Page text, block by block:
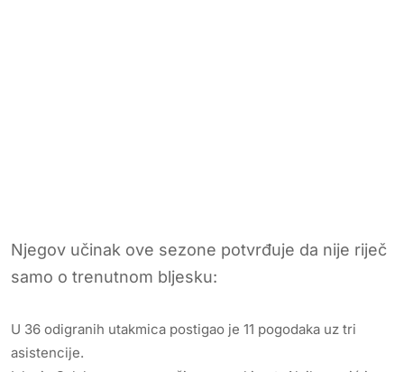
Njegov učinak ove sezone potvrđuje da nije riječ
samo o trenutnom bljesku:
U 36 odigranih utakmica postigao je 11 pogodaka uz tri
asistencije.